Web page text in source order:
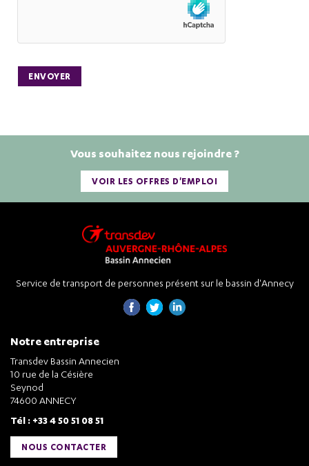
Vous souhaitez nous rejoindre ?
VOIR LES OFFRES D'EMPLOI
Service de transport de personnes présent sur le bassin d'Annecy
Notre entreprise
Transdev Bassin Annecien
10 rue de la Césière
Seynod
74600 ANNECY
Tél : +33 4 50 51 08 51
NOUS CONTACTER